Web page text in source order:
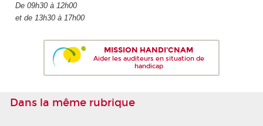
De 09h30 à 12h00
et de 13h30 à 17h00
MISSION HANDI'CNAM
Aider les auditeurs en situation de
handicap
Dans la même rubrique